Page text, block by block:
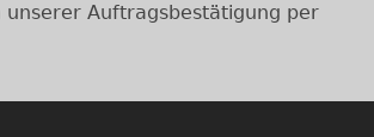
unserer Auftragsbestätigung per